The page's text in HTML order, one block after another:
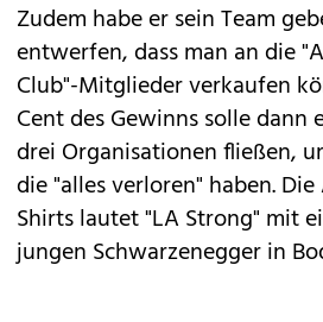
Zudem habe er sein Team
entwerfen, dass man an die
Club"-Mitglieder verkaufen
Cent des Gewinns solle dann
drei Organisationen fließen,
die "alles verloren" haben.
Shirts lautet "LA Strong" mit
jungen Schwarzenegger in